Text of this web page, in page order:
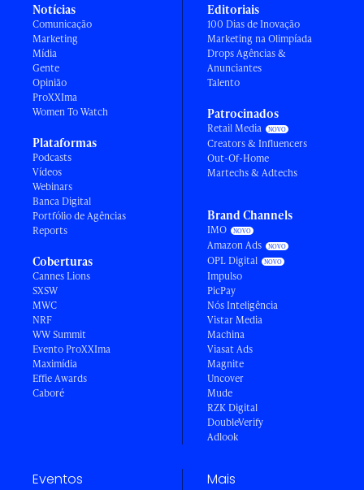
Notícias
Comunicação
Marketing
Mídia
Gente
Opinião
ProXXIma
Women To Watch
Plataformas
Podcasts
Vídeos
Webinars
Banca Digital
Portfólio de Agências
Reports
Coberturas
Cannes Lions
SXSW
MWC
NRF
WW Summit
Evento ProXXIma
Maximídia
Effie Awards
Caboré
Editoriais
100 Dias de Inovação
Marketing na Olimpíada
Drops Agências &
Anunciantes
Talento
Patrocinados
Retail Media
Creators & Influencers
Out-Of-Home
Martechs & Adtechs
Brand Channels
IMO
Amazon Ads
OPL Digital
Impulso
PicPay
Nós Inteligência
Vistar Media
Machina
Viasat Ads
Magnite
Uncover
Mude
RZK Digital
DoubleVerify
Adlook
Eventos Mais